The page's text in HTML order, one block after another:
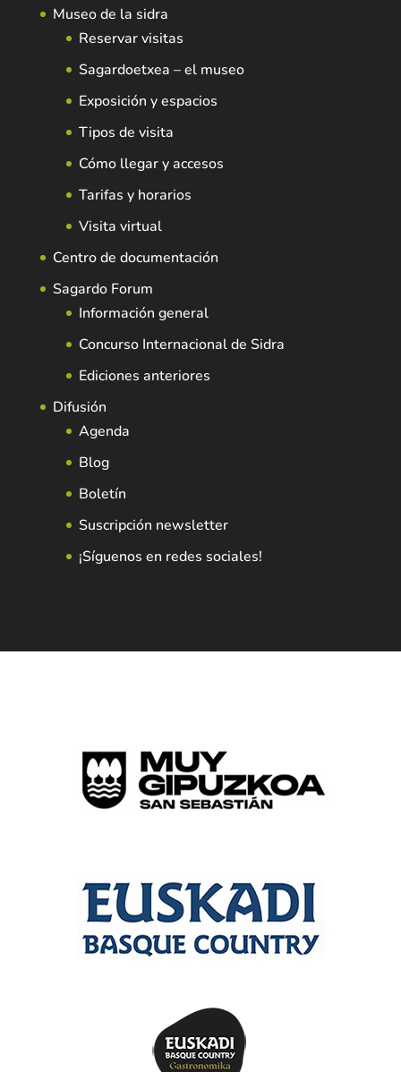
Museo de la sidra
Reservar visitas
Sagardoetxea – el museo
Exposición y espacios
Tipos de visita
Cómo llegar y accesos
Tarifas y horarios
Visita virtual
Centro de documentación
Sagardo Forum
Información general
Concurso Internacional de Sidra
Ediciones anteriores
Difusión
Agenda
Blog
Boletín
Suscripción newsletter
¡Síguenos en redes sociales!